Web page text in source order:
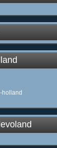
holland